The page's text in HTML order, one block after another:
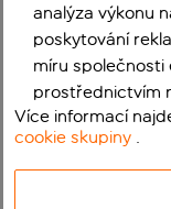
analýza výkonu
poskytování
míru společnosti
prostřednictvím
Více informací
cookie skupiny .